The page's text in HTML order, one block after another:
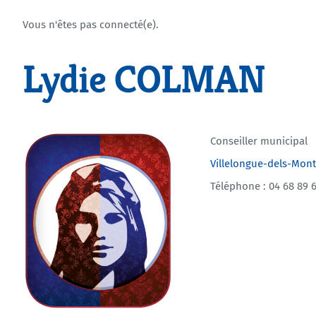
Vous n'êtes pas connecté(e).
Lydie COLMAN
Conseiller municipal
Villelongue-dels-
Téléphone : 04 68 89